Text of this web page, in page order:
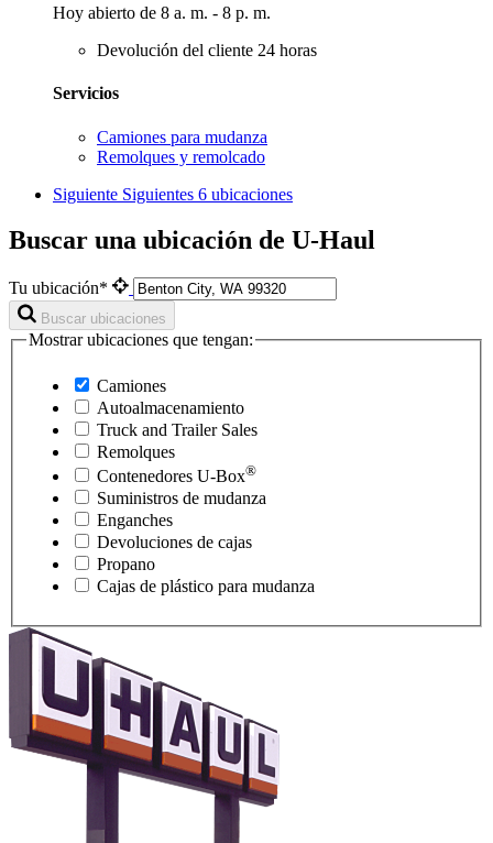
Hoy abierto de 8 a. m. - 8 p. m.
Devolución del cliente 24 horas
Servicios
Camiones para mudanza
Remolques y remolcado
Siguiente Siguientes 6 ubicaciones
Buscar una ubicación de U-Haul
Tu ubicación*
Buscar ubicaciones
Mostrar ubicaciones que tengan:
Camiones
Autoalmacenamiento
Truck and Trailer Sales
Remolques
Contenedores U-Box®
Suministros de mudanza
Enganches
Devoluciones de cajas
Propano
Cajas de plástico para mudanza